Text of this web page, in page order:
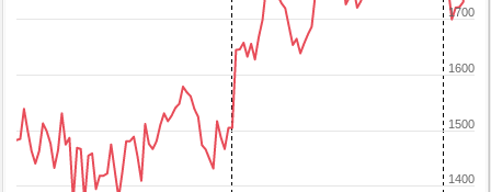
1400
1500
1600
1700